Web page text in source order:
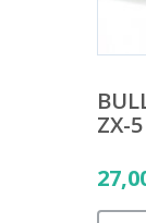
ZX-5